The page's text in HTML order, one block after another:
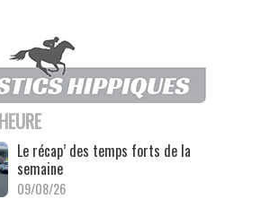
Le récap’ des temps forts de la
semaine
09/08/26